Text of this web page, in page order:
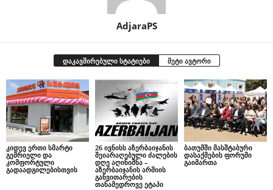
AdjaraPS
დაკავშირებული სტატიები მეტი ავტორი
კიდევ ერთი სმარტი
გემრიელი და
კომფორტული
გადაადგილებისთვის
26 ივნისს აზერბაიჯანის
შეიარაღებული ძალების
დღე აღინიშნა –
აზერბაიჯანის არმიის
განვითარების
თანამედროვე ეტაპი
ბათუმში მასშტაბური
დასაქმების ფორუმი
გაიმართა